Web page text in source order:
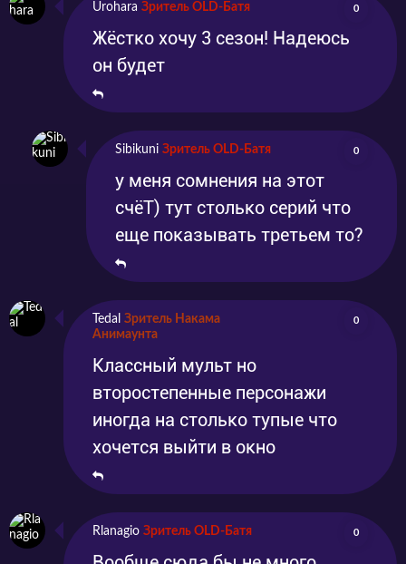
Urohara Зритель OLD-Батя 0
Жёстко хочу 3 сезон! Надеюсь
он будет
Sibikuni Зритель OLD-Батя 0
у меня сомнения на этот
счёТ) тут столько серий что
еще показывать третьем то?
Tedal Зритель Накама
Анимаунта
0
Классный мульт но
второстепенные персонажи
иногда на столько тупые что
хочется выйти в окно
Rlanagio Зритель OLD-Батя 0